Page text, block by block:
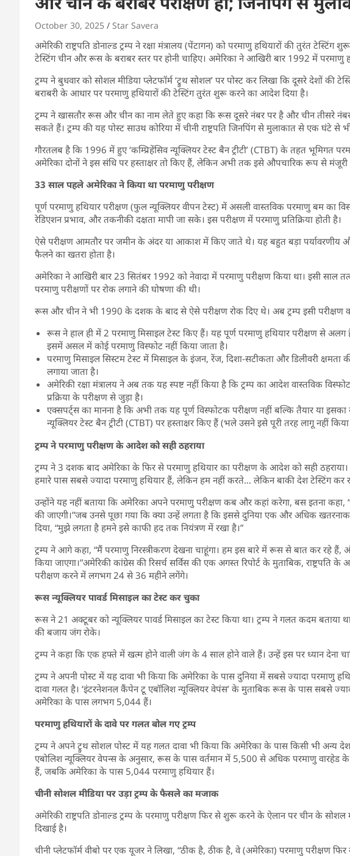
October 30, 2025 Star Savera
अमेरिकी राष्ट्रपति डोनाल्ड ट्रम्प ने रक्षा मंत्रालय (पेंटागन) को परमाणु हथियारों की तुरंत
टेस्टिंग चीन और रूस के बराबर स्तर पर होनी चाहिए। अमेरिका ने आखिरी बार 1992 में परमाणु
ट्रम्प ने बुधवार को सोशल मीडिया प्लेटफॉर्म ‘ट्रुथ सोशल’ पर पोस्ट कर लिखा कि दूसरे देशों की
बराबरी के आधार पर परमाणु हथियारों की टेस्टिंग तुरंत शुरू करने का आदेश दिया है।
ट्रम्प ने खासतौर रूस और चीन का नाम लेते हुए कहा कि रूस दूसरे नंबर पर है और चीन तीसरे
सकते हैं। ट्रम्प की यह पोस्ट साउथ कोरिया में चीनी राष्ट्रपति जिनपिंग से मुलाकात से एक घंटे
गौरतलब है कि 1996 में हुए ‘कम्प्रिहेंसिव न्यूक्लियर टेस्ट बैन ट्रीटी’ (CTBT) के तहत भूमिगत
अमेरिका दोनों ने इस संधि पर हस्ताक्षर तो किए हैं, लेकिन अभी तक इसे औपचारिक रूप से मंजूरी
33 साल पहले अमेरिका ने किया था परमाणु परीक्षण
पूर्ण परमाणु हथियार परीक्षण (फुल न्यूक्लियर वीपन टेस्ट) में असली वास्तविक परमाणु बम का
रेडिएशन प्रभाव, और तकनीकी दक्षता मापी जा सके। इस परीक्षण में परमाणु प्रतिक्रिया होती है।
ऐसे परीक्षण आमतौर पर जमीन के अंदर या आकाश में किए जाते थे। यह बहुत बड़ा पर्यावरणीय
फैलने का खतरा होता है।
अमेरिका ने आखिरी बार 23 सितंबर 1992 को नेवादा में परमाणु परीक्षण किया था। इसी साल
परमाणु परीक्षणों पर रोक लगाने की घोषणा की थी।
रूस और चीन ने भी 1990 के दशक के बाद से ऐसे परीक्षण रोक दिए थे। अब ट्रम्प इसी
रूस ने हाल ही में 2 परमाणु मिसाइल टेस्ट किए हैं। यह पूर्ण परमाणु हथियार परीक्षण से अलग
इसमें असल में कोई परमाणु विस्फोट नहीं किया जाता है।
परमाणु मिसाइल सिस्टम टेस्ट में मिसाइल के इंजन, रेंज, दिशा-सटीकता और डिलीवरी क्षमता
लगाया जाता है।
अमेरिकी रक्षा मंत्रालय ने अब तक यह स्पष्ट नहीं किया है कि ट्रम्प का आदेश वास्तविक
प्रक्रिया के परीक्षण से जुड़ा है।
एक्सपर्ट्स का मानना है कि अभी तक यह पूर्ण विस्फोटक परीक्षण नहीं बल्कि तैयार या
न्यूक्लियर टेस्ट बैन ट्रीटी (CTBT) पर हस्ताक्षर किए हैं (भले उसने इसे पूरी तरह लागू नहीं किया
ट्रम्प ने परमाणु परीक्षण के आदेश को सही ठहराया
ट्रम्प ने 3 दशक बाद अमेरिका के फिर से परमाणु हथियार का परीक्षण के आदेश को सही
हमारे पास सबसे ज्यादा परमाणु हथियार हैं, लेकिन हम नहीं करते… लेकिन बाकी देश टेस्टिंग कर
उन्होंने यह नहीं बताया कि अमेरिका अपने परमाणु परीक्षण कब और कहां करेगा, बस इतना कहा,
की जाएगी।”जब उनसे पूछा गया कि क्या उन्हें लगता है कि इससे दुनिया एक और अधिक
दिया, “मुझे लगता है हमने इसे काफी हद तक नियंत्रण में रखा है।”
ट्रम्प ने आगे कहा, “मैं परमाणु निरस्त्रीकरण देखना चाहूंगा। हम इस बारे में रूस से बात कर रहे
किया जाएगा।”अमेरिकी कांग्रेस की रिसर्च सर्विस की एक अगस्त रिपोर्ट के मुताबिक,
परीक्षण करने में लगभग 24 से 36 महीने लगेंगे।
रूस न्यूक्लियर पावर्ड मिसाइल का टेस्ट कर चुका
रूस ने 21 अक्टूबर को न्यूक्लियर पावर्ड मिसाइल का टेस्ट किया था। ट्रम्प ने गलत कदम बताया
की बजाय जंग रोके।
ट्रम्प ने कहा कि एक हफ्ते में खत्म होने वाली जंग के 4 साल होने वाले हैं। उन्हें इस पर ध्यान देना
ट्रम्प ने अपनी पोस्ट में यह दावा भी किया कि अमेरिका के पास दुनिया में सबसे ज्यादा परमाणु
दावा गलत है। ‘इंटरनेशनल कैंपेन टू एबॉलिश न्यूक्लियर वेपंस’ के मुताबिक रूस के पास सबसे
अमेरिका के पास लगभग 5,044 हैं।
परमाणु हथियारों के दावे पर गलत बोल गए ट्रम्प
ट्रम्प ने अपने ट्रुथ सोशल पोस्ट में यह गलत दावा भी किया कि अमेरिका के पास किसी भी अन्य
एबोलिश न्यूक्लियर वेपन्स के अनुसार, रूस के पास वर्तमान में 5,500 से अधिक परमाणु वारहेड
हैं, जबकि अमेरिका के पास 5,044 परमाणु हथियार हैं।
चीनी सोशल मीडिया पर उड़ा ट्रम्प के फैसले का मजाक
अमेरिकी राष्ट्रपति डोनाल्ड ट्रम्प के परमाणु परीक्षण फिर से शुरू करने के ऐलान पर चीन के
दिखाई है।
चीनी प्लेटफॉर्म वीबो पर एक यूजर ने लिखा, “ठीक है, ठीक है, वे (अमेरिका) परमाणु परीक्षण